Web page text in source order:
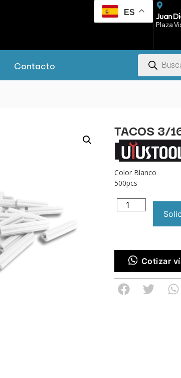
ES Juan
Plaza
Contacto
TACOS 3/
Color Blanco
500pcs
Cotizar